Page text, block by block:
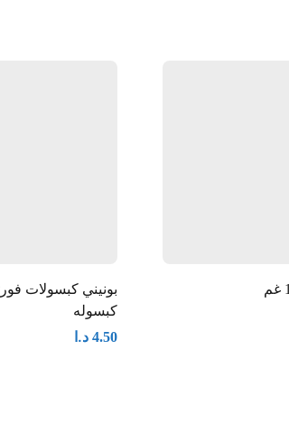
كبسوله
4.50 د.ا